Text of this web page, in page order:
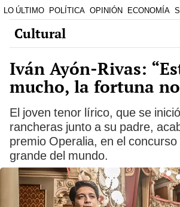
LO ÚLTIMO POLÍTICA OPINIÓN ECONOMÍA
Cultural
Iván Ayón-Rivas:
mucho, la fortuna
El joven tenor lírico, que se
rancheras junto a su padre,
premio Operalia, en el
grande del mundo.